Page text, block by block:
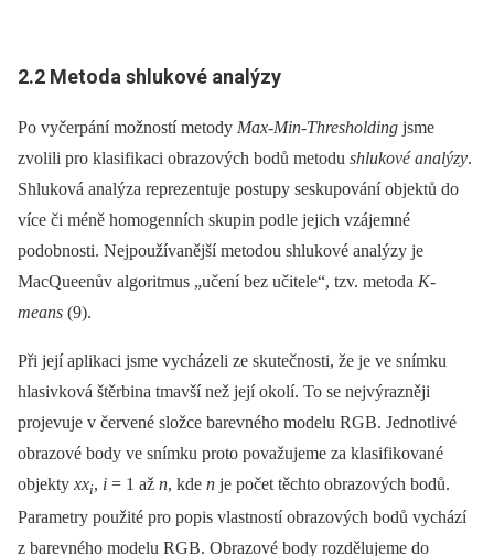
2.2 Metoda shlukové analýzy
Po vyčerpání možností metody Max-Min-Thresholding jsme
zvolili pro klasifikaci obrazových bodů metodu shlukové analýzy.
Shluková analýza reprezentuje postupy seskupování objektů do
více či méně homogenních skupin podle jejich vzájemné
podobnosti. Nejpoužívanější metodou shlukové analýzy je
MacQueenův algoritmus „učení bez učitele“, tzv. metoda K-
means (9).
Při její aplikaci jsme vycházeli ze skutečnosti, že je ve snímku
hlasivková štěrbina tmavší než její okolí. To se nejvýrazněji
projevuje v červené složce barevného modelu RGB. Jednotlivé
obrazové body ve snímku proto považujeme za klasifikované
objekty xxi, i = 1 až n, kde n je počet těchto obrazových bodů.
Parametry použité pro popis vlastností obrazových bodů vychází
z barevného modelu RGB. Obrazové body rozdělujeme do